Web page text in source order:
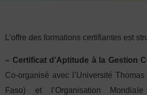
L’offre des formations certifiantes est
– Certificat d’Aptitude à la Gestion
Co-organisé avec l’Université
Faso) et l’Organisation